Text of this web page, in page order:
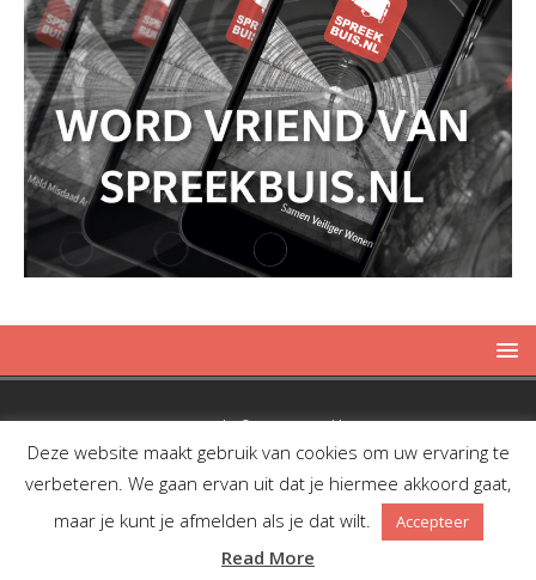
Copyright © 2019 Spreekbuis
Deze website maakt gebruik van cookies om uw ervaring te
verbeteren. We gaan ervan uit dat je hiermee akkoord gaat,
maar je kunt je afmelden als je dat wilt.
Accepteer
Read More